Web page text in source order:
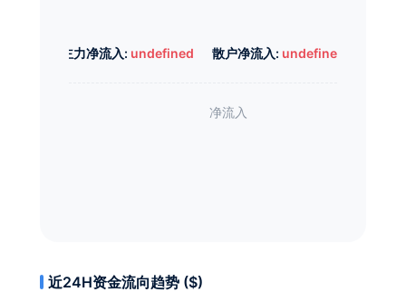
主力净流入: undefined 散户净流入: undefined
近24H资金流向趋势 ($)